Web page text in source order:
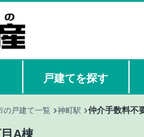
戸建てを探す
の戸建て一覧 神町駅 仲介手数料不
A棟